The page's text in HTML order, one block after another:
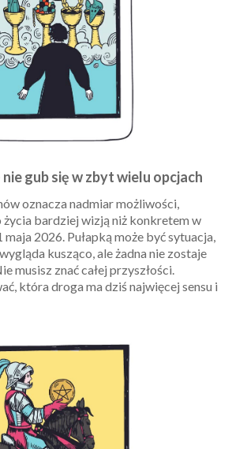
nie gub się w zbyt wielu opcjach
oznacza nadmiar możliwości,
bardziej wizją niż konkretem w
2026. Pułapką może być sytuacja,
kusząco, ale żadna nie zostaje
musisz znać całej przyszłości.
która droga ma dziś najwięcej sensu i